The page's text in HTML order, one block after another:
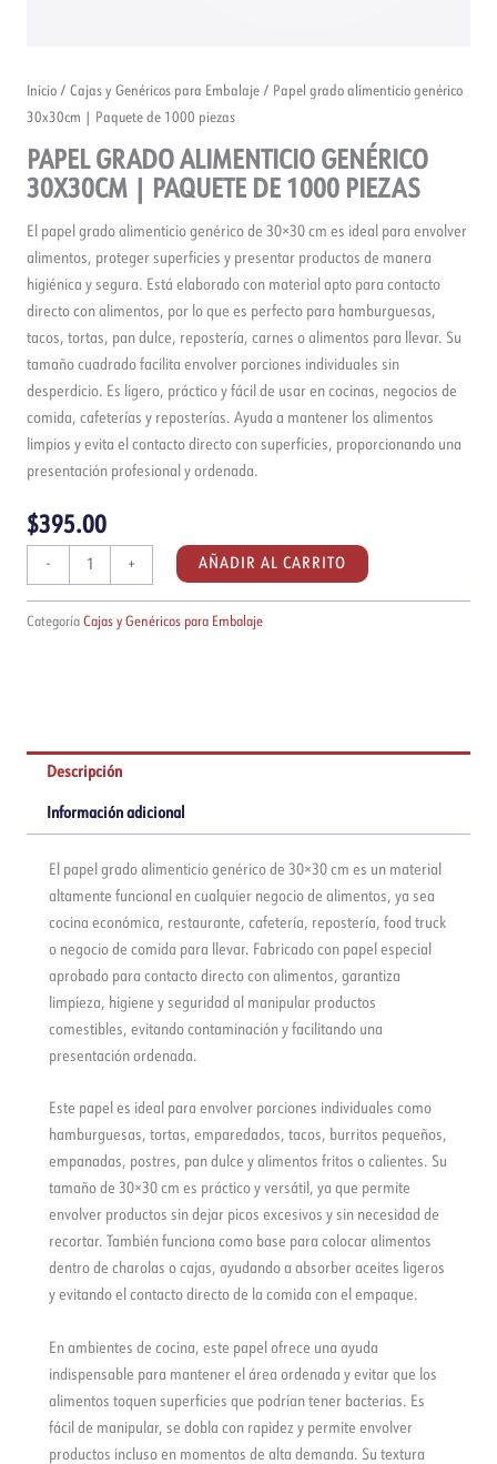
Inicio / Cajas y Genéricos para Embalaje / Papel grado alimenticio genérico
30x30cm | Paquete de 1000 piezas
PAPEL GRADO ALIMENTICIO GENÉRICO
30X30CM | PAQUETE DE 1000 PIEZAS
El papel grado alimenticio genérico de 30×30 cm es ideal para envolver
alimentos, proteger superficies y presentar productos de manera
higiénica y segura. Está elaborado con material apto para contacto
directo con alimentos, por lo que es perfecto para hamburguesas,
tacos, tortas, pan dulce, repostería, carnes o alimentos para llevar. Su
tamaño cuadrado facilita envolver porciones individuales sin
desperdicio. Es ligero, práctico y fácil de usar en cocinas, negocios de
comida, cafeterías y reposterías. Ayuda a mantener los alimentos
limpios y evita el contacto directo con superficies, proporcionando una
presentación profesional y ordenada.
$395.00
-
grado
1000
cantidad
+ AÑADIR AL CARRITO
Categoría Cajas y Genéricos para Embalaje
Descripción
Información adicional
El papel grado alimenticio genérico de 30×30 cm es un material
altamente funcional en cualquier negocio de alimentos, ya sea
cocina económica, restaurante, cafetería, repostería, food truck
o negocio de comida para llevar. Fabricado con papel especial
aprobado para contacto directo con alimentos, garantiza
limpieza, higiene y seguridad al manipular productos
comestibles, evitando contaminación y facilitando una
presentación ordenada.
Este papel es ideal para envolver porciones individuales como
hamburguesas, tortas, emparedados, tacos, burritos pequeños,
empanadas, postres, pan dulce y alimentos fritos o calientes. Su
tamaño de 30×30 cm es práctico y versátil, ya que permite
envolver productos sin dejar picos excesivos y sin necesidad de
recortar. También funciona como base para colocar alimentos
dentro de charolas o cajas, ayudando a absorber aceites ligeros
y evitando el contacto directo de la comida con el empaque.
En ambientes de cocina, este papel ofrece una ayuda
indispensable para mantener el área ordenada y evitar que los
alimentos toquen superficies que podrían tener bacterias. Es
fácil de manipular, se dobla con rapidez y permite envolver
productos incluso en momentos de alta demanda. Su textura